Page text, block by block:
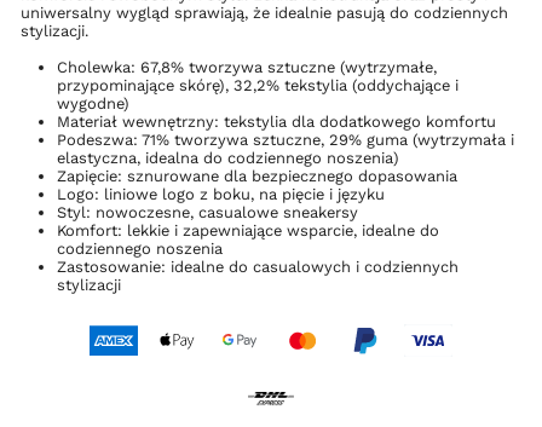
uniwersalny wygląd sprawiają, że idealnie pasują do codziennych
stylizacji.
Cholewka: 67,8% tworzywa sztuczne (wytrzymałe,
przypominające skórę), 32,2% tekstylia (oddychające i
wygodne)
Materiał wewnętrzny: tekstylia dla dodatkowego komfortu
Podeszwa: 71% tworzywa sztuczne, 29% guma (wytrzymała i
elastyczna, idealna do codziennego noszenia)
Zapięcie: sznurowane dla bezpiecznego dopasowania
Logo: liniowe logo z boku, na pięcie i języku
Styl: nowoczesne, casualowe sneakersy
Komfort: lekkie i zapewniające wsparcie, idealne do
codziennego noszenia
Zastosowanie: idealne do casualowych i codziennych
stylizacji